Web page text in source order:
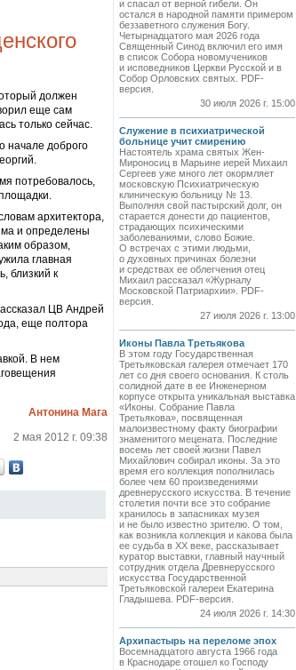
должен
еще сам
только сейчас.
начале доброго
потребовалось,
архитектора,
и определены
образом,
главная
близкий к
ЦВ Андрей
еще полтора
В нем
Антонина Мага
2 мая 2012 г. 09:38
и спасал от верной гибели. Он
остался в народной памяти примером
беззаветного служения Богу.
Четырнадцатого мая 2026 года
Священный Синод включил его имя
в список Собора новомучеников
и исповедников Церкви Русской и в
Собор Орловских святых. PDF-
версия.
30 июля 2026 г. 15:00
Служение в психиатрической
больнице учит смирению
Настоятель храма святых Жен-
Мироносиц в Марьине иерей Михаил
Сергеев уже много лет окормляет
московскую Психиатрическую
клиническую больницу № 13.
Выполняя свой пастырский долг, он
старается донести до пациентов,
страдающих психическими
заболеваниями, слово Божие.
О встречах с этими людьми,
о духовных причинах болезни
и средствах ее облегчения отец
Михаил рассказал «Журналу
Московской Патриархии». PDF-
версия.
27 июля 2026 г. 13:00
Иконы Павла Третьякова
В этом году Государственная
Третьяковская галерея отмечает 170
лет со дня своего основания. К столь
солидной дате в ее Инженерном
корпусе открыта уникальная выставка
«Иконы. Собрание Павла
Третьякова», посвященная
малоизвестному факту биографии
знаменитого мецената. Последние
восемь лет своей жизни Павел
Михайлович собирал иконы. За это
время его коллекция пополнилась
более чем 60 произведениями
древнерусского искусства. В течение
столетия почти все это собрание
хранилось в запасниках музея
и не было известно зрителю. О том,
как возникла коллекция и какова была
ее судьба в ХХ веке, рассказывает
куратор выставки, главный научный
сотрудник отдела Древнерусского
искусства Государственной
Третьяковской галереи Екатерина
Гладышева. PDF-версия.
24 июля 2026 г. 14:30
Архипастырь на переломе эпох
Восемнадцатого августа 1966 года
в Краснодаре отошел ко Господу